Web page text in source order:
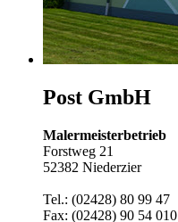
Post GmbH
Malermeisterbetrieb
Forstweg 21
52382 Niederzier
Tel.: (02428) 80 99 47
Fax: (02428) 90 54 010